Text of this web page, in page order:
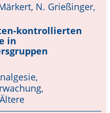
N. Grießinger,
kontrollierten
in